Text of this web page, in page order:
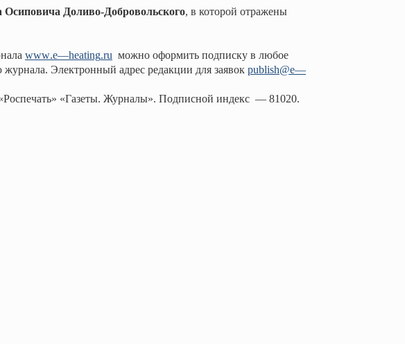
Доливо-Добровольского, в которой отражены
www.e—heating.ru можно оформить подписку в любое
Электронный адрес редакции для заявок publish@e—
«Газеты. Журналы». Подписной индекс — 81020.